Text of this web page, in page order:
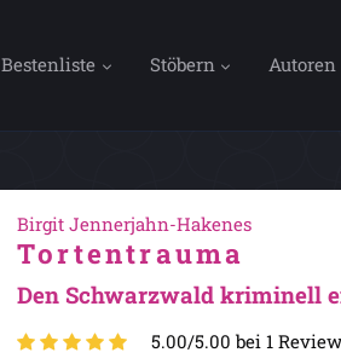
Bestenliste Stöbern Autoren
Birgit Jennerjahn-Hakenes
Tortentrauma
Den Schwarzwald kriminell
5.00/5.00 bei 1